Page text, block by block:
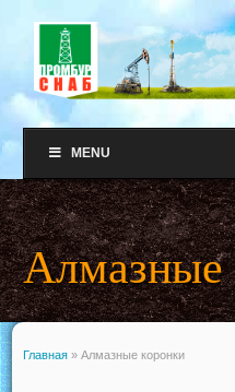
MENU
Алмазные
Главная » Алмазные коронки